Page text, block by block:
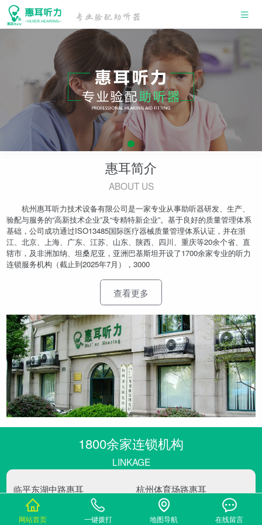
网站首页 一键拨打 地图导航 在线留言
惠耳简介
ABOUT US
杭州惠耳听力技术设备有限公司是一家专业从事助听器研发、生产、
验配与服务的“高新技术企业”及“专精特新企业”。基于良好的质量管理体系
基础，公司成功通过ISO13485国际医疗器械质量管理体系认证，并在浙
江、北京、上海、广东、江苏、山东、陕西、四川、重庆等20余个省、直
辖市，及非洲加纳、坦桑尼亚，亚洲巴基斯坦开设了1700余家专业的听力
连锁服务机构（截止到2025年7月），3000
查看更多
1800余家连锁机构
LINKAGE
临平东湖中路惠耳
杭州市余杭区东湖街道东湖中路281
号（财政局对面）
杭州体育场路惠耳
杭州市体育场路519号
0571-85816567